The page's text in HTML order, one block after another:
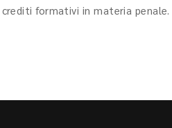
formativi in materia